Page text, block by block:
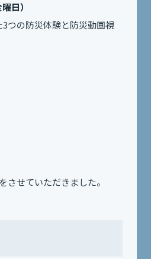
日）
つの防災体験と防災動画視
させていただきました。